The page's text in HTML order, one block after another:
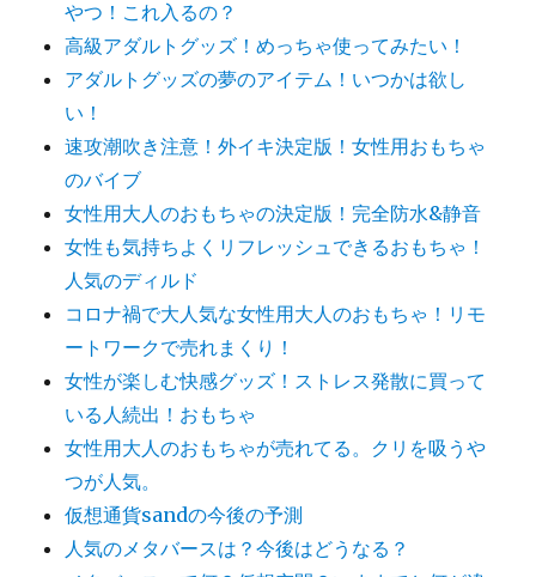
やつ！これ入るの？
高級アダルトグッズ！めっちゃ使ってみたい！
アダルトグッズの夢のアイテム！いつかは欲し
い！
速攻潮吹き注意！外イキ決定版！女性用おもちゃ
のバイブ
女性用大人のおもちゃの決定版！完全防水&静音
女性も気持ちよくリフレッシュできるおもちゃ！
人気のディルド
コロナ禍で大人気な女性用大人のおもちゃ！リモ
ートワークで売れまくり！
女性が楽しむ快感グッズ！ストレス発散に買って
いる人続出！おもちゃ
女性用大人のおもちゃが売れてる。クリを吸うや
つが人気。
仮想通貨sandの今後の予測
人気のメタバースは？今後はどうなる？